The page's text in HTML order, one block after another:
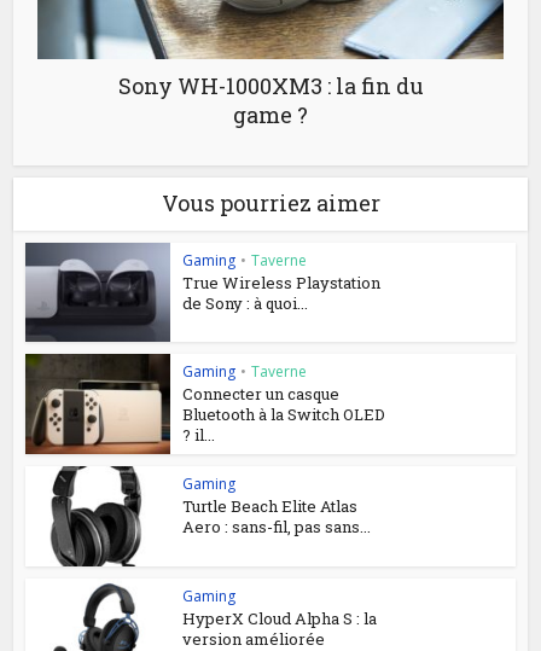
Sony WH-1000XM3 : la fin du
game ?
Vous pourriez aimer
Gaming • Taverne
True Wireless Playstation
de Sony : à quoi...
Gaming • Taverne
Connecter un casque
Bluetooth à la Switch OLED
? il...
Gaming
Turtle Beach Elite Atlas
Aero : sans-fil, pas sans...
Gaming
HyperX Cloud Alpha S : la
version améliorée